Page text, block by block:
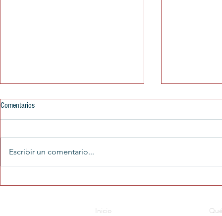
Comentarios
Escribir un comentario...
Inicio